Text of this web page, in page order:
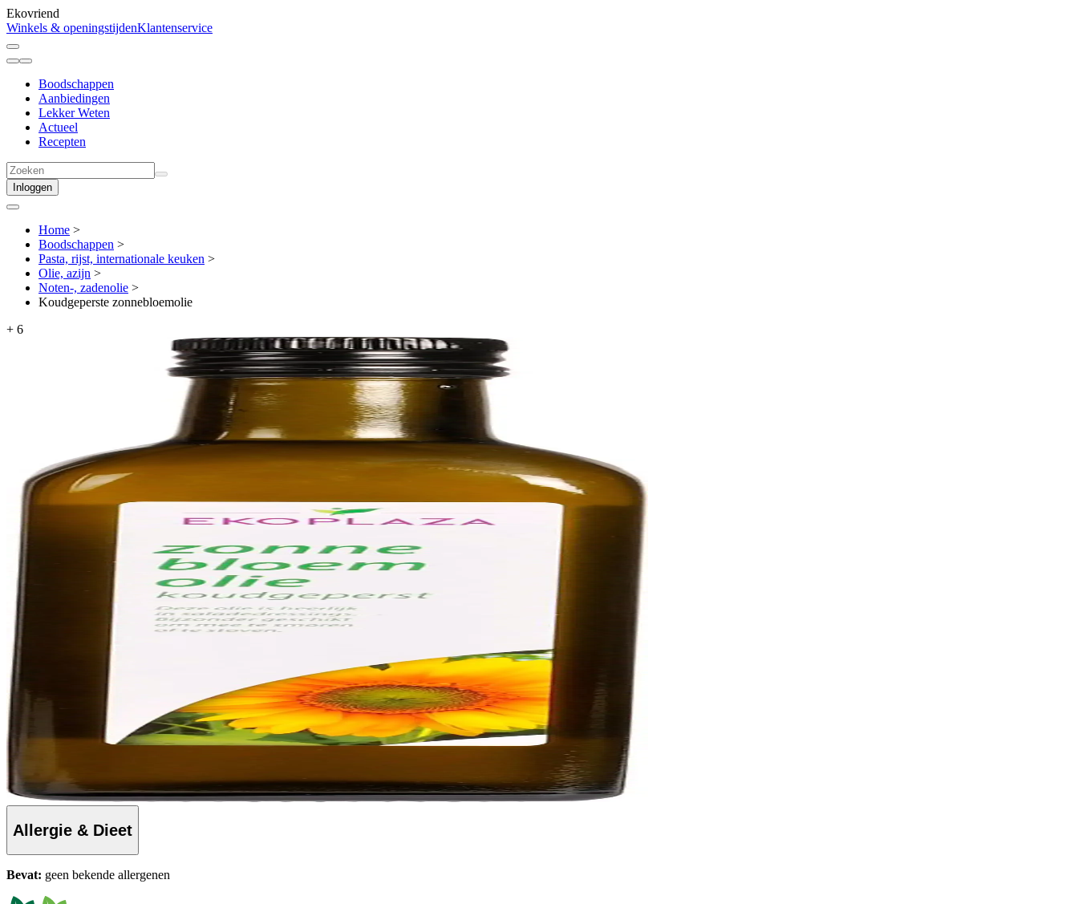
Ekovriend
Winkels & openingstijdenKlantenservice
Boodschappen
Aanbiedingen
Lekker Weten
Actueel
Recepten
Inloggen
Home >
Boodschappen >
Pasta, rijst, internationale keuken >
Olie, azijn >
Noten-, zadenolie >
Koudgeperste zonnebloemolie
+ 6
Allergie & Dieet
Bevat: geen bekende allergenen